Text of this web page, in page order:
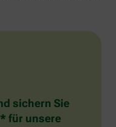
sichern Sie
für unsere